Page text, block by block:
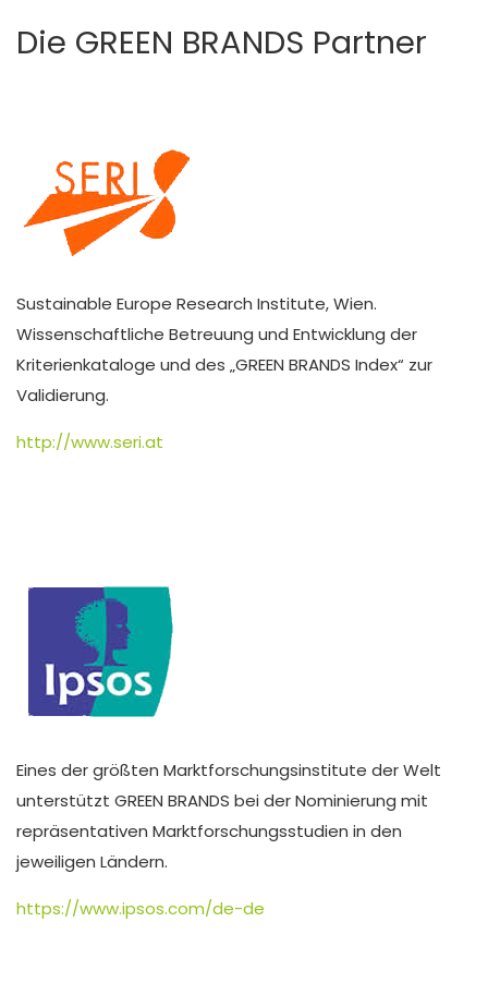
Die GREEN BRANDS Partner
Sustainable Europe Research Institute, Wien.
Wissenschaftliche Betreuung und Entwicklung der
Kriterienkataloge und des „GREEN BRANDS Index“ zur
Validierung.
http://www.seri.at
Eines der größten Marktforschungsinstitute der Welt
unterstützt GREEN BRANDS bei der Nominierung mit
repräsentativen Marktforschungsstudien in den
jeweiligen Ländern.
https://www.ipsos.com/de-de